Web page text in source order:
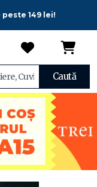
149 lei!
Caută